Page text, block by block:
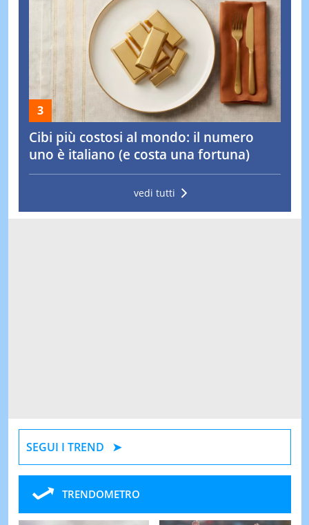
Cibi più costosi al mondo: il numero
uno è italiano (e costa una fortuna)
vedi tutti
SEGUI I TREND
TRENDOMETRO